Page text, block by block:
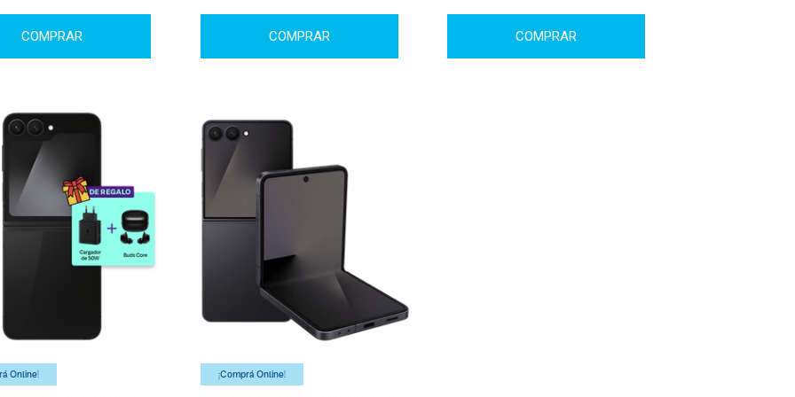
COMPRAR COMPRAR COMPRAR
Online! ¡Comprá Online!